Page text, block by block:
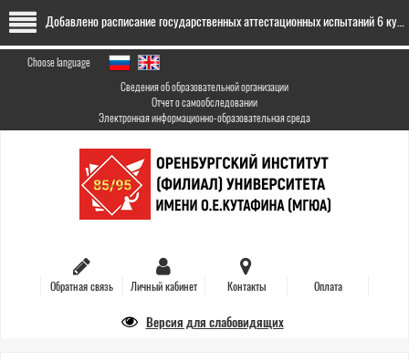
Skip
main
content
Добавлено расписание государственных аттестационных испытаний 6 курса заочной формы обучения (специалитет; 23.05.2026- 09.06.2026)
Choose language
Сведения об образовательной организации
Отчет о самообследовании
Электронная информационно-образовательная среда
Обратная связь Личный кабинет Контакты Оплата
Версия для слабовидящих